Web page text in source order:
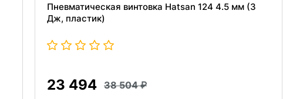
Пневматическая винтовка Hatsan 124 4.5 мм (3
Дж, пластик)
23 494 38 504